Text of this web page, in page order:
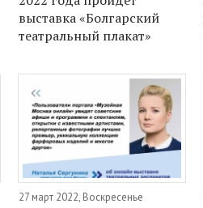
выставка «Болгарский
театральный плакат»
27 март 2022, Воскресенье